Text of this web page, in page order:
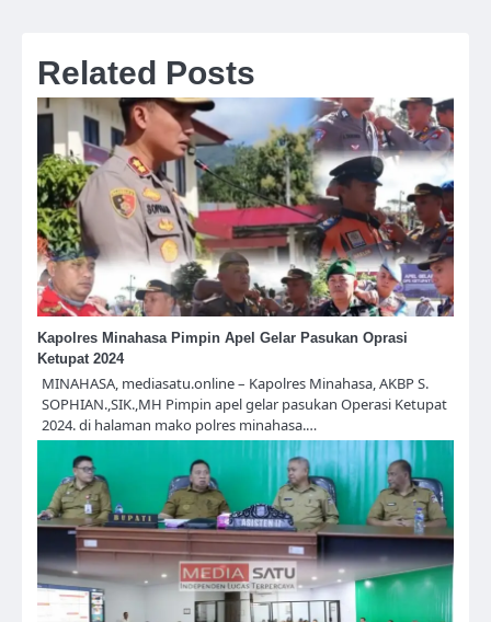
Related Posts
Kapolres Minahasa Pimpin Apel Gelar Pasukan Oprasi
Ketupat 2024
MINAHASA, mediasatu.online – Kapolres Minahasa, AKBP S.
SOPHIAN.,SIK.,MH Pimpin apel gelar pasukan Operasi Ketupat
2024. di halaman mako polres minahasa.…